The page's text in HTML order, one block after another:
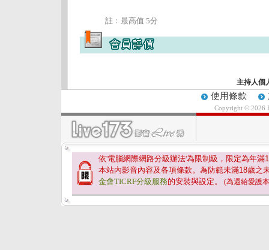
註﹕最高值 5分
主持人個
使用條款
Copyright © 2026
依'電腦網際網路分級辦法'為限制級，限定為年滿
本站內影音內容及各項條款。為防範未滿18歲之
金會TICRF分級服務的安裝與設定。 (為還給愛護